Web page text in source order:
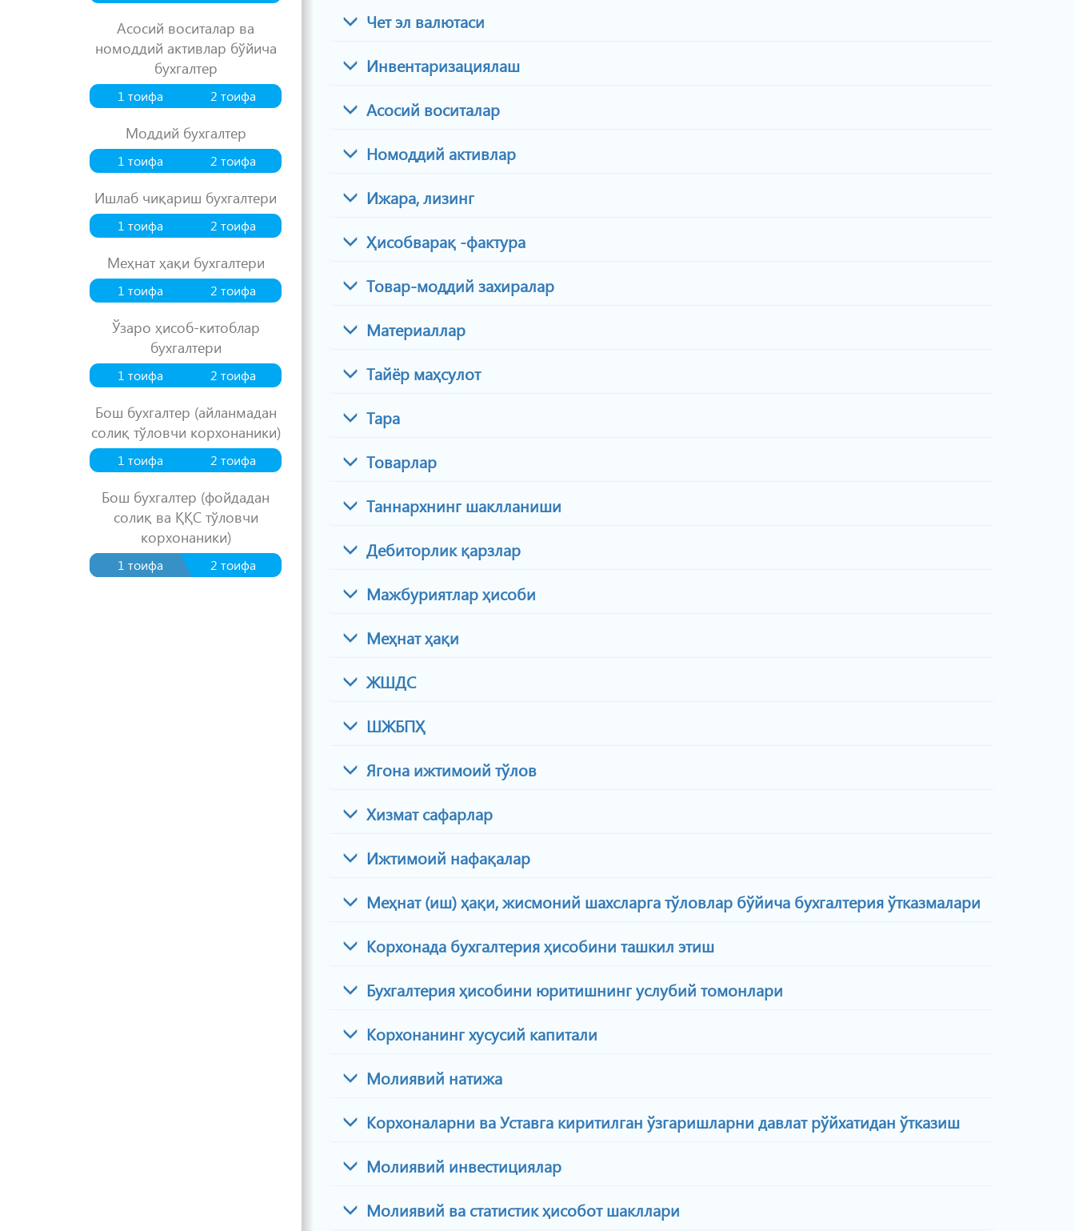
Чет эл валютаси
Инвентаризациялаш
Асосий воситалар
Номоддий активлар
Ижара, лизинг
Ҳисобварақ -фактура
Товар-моддий захиралар
Материаллар
Тайёр маҳсулот
Тара
Товарлар
Таннархнинг шаклланиши
Дебиторлик қарзлар
Мажбуриятлар ҳисоби
Меҳнат ҳақи
ЖШДС
ШЖБПҲ
Ягона ижтимоий тўлов
Хизмат сафарлар
Ижтимоий нафақалар
Меҳнат (иш) ҳақи, жисмоний шахсларга тўловлар бўйича бухгалтерия ўтказмалари
Корхонада бухгалтерия ҳисобини ташкил этиш
Бухгалтерия ҳисобини юритишнинг услубий томонлари
Корхонанинг хусусий капитали
Молиявий натижа
Корхоналарни ва Уставга киритилган ўзгаришларни давлат рўйхатидан ўтказиш
Молиявий инвестициялар
Молиявий ва статистик ҳисобот шакллари
Асосий воситалар ва
номоддий активлар бўйича
бухгалтер
1 тоифа 2 тоифа
Моддий бухгалтер
1 тоифа 2 тоифа
Ишлаб чиқариш бухгалтери
1 тоифа 2 тоифа
Меҳнат ҳақи бухгалтери
1 тоифа 2 тоифа
Ўзаро ҳисоб-китоблар
бухгалтери
1 тоифа 2 тоифа
Бош бухгалтер (айланмадан
солиқ тўловчи корхонаники)
1 тоифа 2 тоифа
Бош бухгалтер (фойдадан
солиқ ва ҚҚС тўловчи
корхонаники)
1 тоифа 2 тоифа